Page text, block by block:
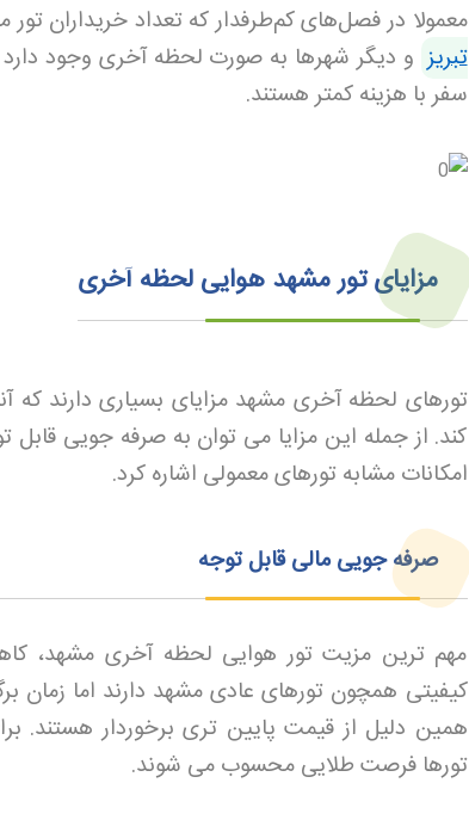
معمولا در فصل‌های کم‌طرفدار که تعداد خریداران
تبریز و دیگر شهرها به صورت لحظه آخری وجود
سفر با هزینه کمتر هستند.
مزایای تور مشهد هوایی لحظه آخری
تورهای لحظه آخری مشهد مزایای بسیاری دارند که
کند. از جمله این مزایا می توان به صرفه جویی
امکانات مشابه تورهای معمولی اشاره کرد.
صرفه جویی مالی قابل توجه
مهم ترین مزیت تور هوایی لحظه آخری مشهد،
کیفیتی همچون تورهای عادی مشهد دارند اما زمان
همین دلیل از قیمت پایین تری برخوردار هستند.
تورها فرصت طلایی محسوب می شوند.